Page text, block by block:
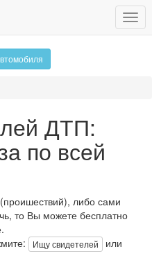
ДТП:
по всей
либо сами
то Вы можете бесплатно
Ищу свидетелей или